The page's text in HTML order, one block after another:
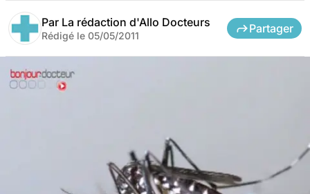
Par La rédaction d'Allo Docteurs
Rédigé le 05/05/2011
Partager